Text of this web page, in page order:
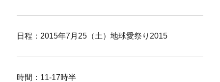
日程：2015年7月25（土）地球愛祭り2015
時間：11-17時半